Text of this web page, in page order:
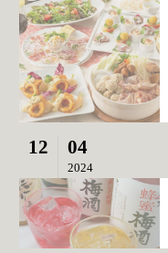
12 04
2024